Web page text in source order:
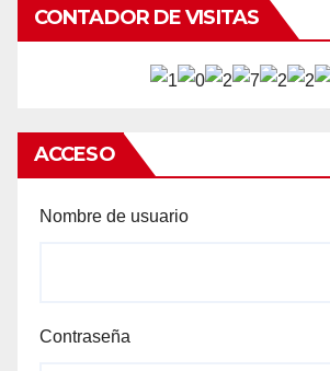
CONTADOR DE VISITAS
ACCESO
Nombre de usuario
Contraseña